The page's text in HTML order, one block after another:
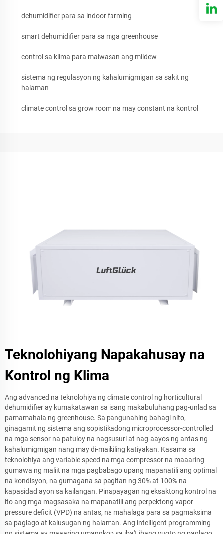
dehumidifier para sa indoor farming
smart dehumidifier para sa mga greenhouse
control sa klima para maiwasan ang mildew
sistema ng regulasyon ng kahalumigmigan sa sakit ng
halaman
climate control sa grow room na may constant na kontrol
Teknolohiyang Napakahusay na
Kontrol ng Klima
Ang advanced na teknolohiya ng climate control ng horticultural
dehumidifier ay kumakatawan sa isang makabuluhang pag-unlad sa
pamamahala ng greenhouse. Sa pangunahing bahagi nito,
ginagamit ng sistema ang sopistikadong microprocessor-controlled
na mga sensor na patuloy na nagsusuri at nag-aayos ng antas ng
kahalumigmigan nang may di-maikiling katiyakan. Kasama sa
teknolohiya ang variable speed na mga compressor na maaaring
gumawa ng maliit na mga pagbabago upang mapanatili ang optimal
na kondisyon, na gumagana sa pagitan ng 30% at 100% na
kapasidad ayon sa kailangan. Pinapayagan ng eksaktong kontrol na
ito ang mga magsasaka na mapanatili ang perpektong vapor
pressure deficit (VPD) na antas, na mahalaga para sa pagmaksima
sa paglago at kalusugan ng halaman. Ang intelligent programming